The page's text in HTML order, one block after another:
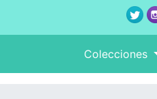
Colecciones